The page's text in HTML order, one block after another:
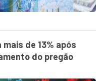
de 13% após
do pregão